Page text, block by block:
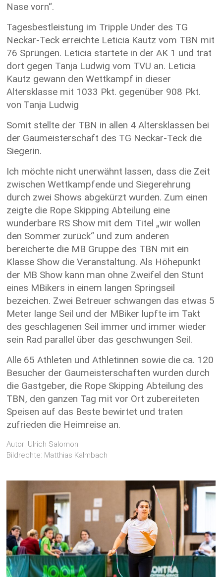
Nase vorn“.
Tagesbestleistung im Tripple Under des TG
Neckar-Teck erreichte Leticia Kautz vom TBN mit
76 Sprüngen. Leticia startete in der AK 1 und trat
dort gegen Tanja Ludwig vom TVU an. Leticia
Kautz gewann den Wettkampf in dieser
Altersklasse mit 1033 Pkt. gegenüber 908 Pkt.
von Tanja Ludwig
Somit stellte der TBN in allen 4 Altersklassen bei
der Gaumeisterschaft des TG Neckar-Teck die
Siegerin.
Ich möchte nicht unerwähnt lassen, dass die Zeit
zwischen Wettkampfende und Siegerehrung
durch zwei Shows abgekürzt wurden. Zum einen
zeigte die Rope Skipping Abteilung eine
wunderbare RS Show mit dem Titel „wir wollen
den Sommer zurück“ und zum anderen
bereicherte die MB Gruppe des TBN mit ein
Klasse Show die Veranstaltung. Als Höhepunkt
der MB Show kann man ohne Zweifel den Stunt
eines MBikers in einem langen Springseil
bezeichen. Zwei Betreuer schwangen das etwas 5
Meter lange Seil und der MBiker lupfte im Takt
des geschlagenen Seil immer und immer wieder
sein Rad parallel über das geschwungen Seil.
Alle 65 Athleten und Athletinnen sowie die ca. 120
Besucher der Gaumeisterschaften wurden durch
die Gastgeber, die Rope Skipping Abteilung des
TBN, den ganzen Tag mit vor Ort zubereiteten
Speisen auf das Beste bewirtet und traten
zufrieden die Heimreise an.
Autor: Ulrich Salomon
Bildrechte: Matthias Kalmbach